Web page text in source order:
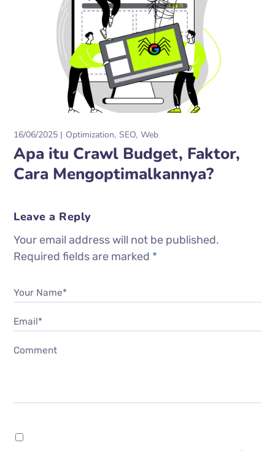
16/06/2025 Optimization SEO Web
Apa itu Crawl Budget, Faktor,
Cara Mengoptimalkannya?
Leave a Reply
Your email address will not be published.
Required fields are marked *
Your Name*
Email*
Comment